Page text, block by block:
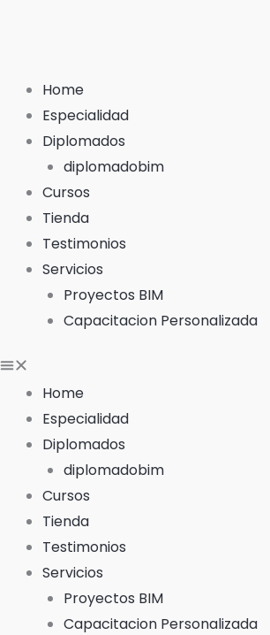
Home
Especialidad
Diplomados
diplomadobim
Cursos
Tienda
Testimonios
Servicios
Proyectos BIM
Capacitacion Personalizada
Home
Especialidad
Diplomados
diplomadobim
Cursos
Tienda
Testimonios
Servicios
Proyectos BIM
Capacitacion Personalizada